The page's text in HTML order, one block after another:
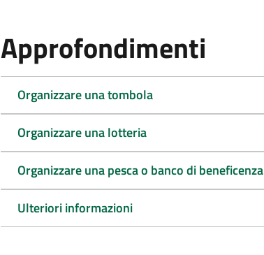
Approfondimenti
Organizzare una tombola
Organizzare una lotteria
Organizzare una pesca o banco di beneficenza
Ulteriori informazioni